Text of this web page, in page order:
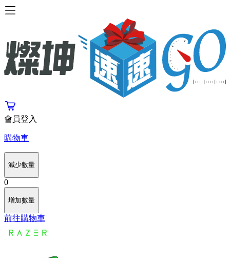
會員登入
購物車
減少數量
0
增加數量
前往購物車